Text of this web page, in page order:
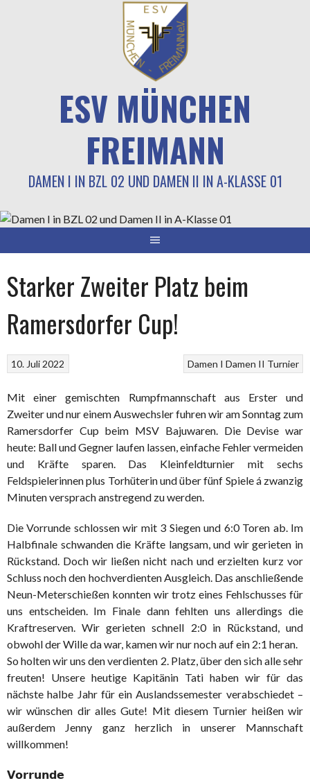
ESV MÜNCHEN
FREIMANN
DAMEN I IN BZL 02 UND DAMEN II IN A-KLASSE 01
Starker Zweiter Platz beim
Ramersdorfer Cup!
Damen I Damen II Turnier
10. Juli 2022
Mit einer gemischten Rumpfmannschaft aus Erster und
Zweiter und nur einem Auswechsler fuhren wir am Sonntag zum
Ramersdorfer Cup beim MSV Bajuwaren. Die Devise war
heute: Ball und Gegner laufen lassen, einfache Fehler vermeiden
und Kräfte sparen. Das Kleinfeldturnier mit sechs
Feldspielerinnen plus Torhüterin und über fünf Spiele á zwanzig
Minuten versprach anstregend zu werden.
Die Vorrunde schlossen wir mit 3 Siegen und 6:0 Toren ab. Im
Halbfinale schwanden die Kräfte langsam, und wir gerieten in
Rückstand. Doch wir ließen nicht nach und erzielten kurz vor
Schluss noch den hochverdienten Ausgleich. Das anschließende
Neun-Meterschießen konnten wir trotz eines Fehlschusses für
uns entscheiden. Im Finale dann fehlten uns allerdings die
Kraftreserven. Wir gerieten schnell 2:0 in Rückstand, und
obwohl der Wille da war, kamen wir nur noch auf ein 2:1 heran.
So holten wir uns den verdienten 2. Platz, über den sich alle sehr
freuten! Unsere heutige Kapitänin Tati haben wir für das
nächste halbe Jahr für ein Auslandssemester verabschiedet –
wir wünschen dir alles Gute! Mit diesem Turnier heißen wir
außerdem Jenny ganz herzlich in unserer Mannschaft
willkommen!
𝗩𝗼𝗿𝗿𝘂𝗻𝗱𝗲